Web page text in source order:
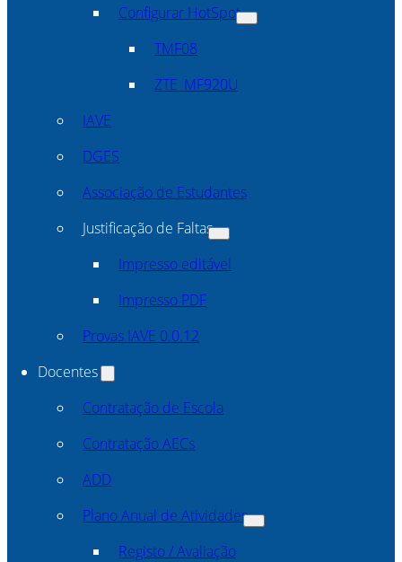
Configurar HotSpot
TMF08
ZTE_MF920U
IAVE
DGES
Associação de Estudantes
Justificação de Faltas
Impresso editável
Impresso PDF
Provas IAVE 0.0.12
Docentes
Contratação de Escola
Contratação AECs
ADD
Plano Anual de Atividades
Registo / Avaliação